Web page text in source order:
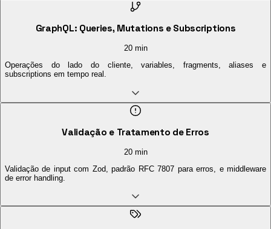
GraphQL: Queries, Mutations e Subscriptions
20 min
Operações do lado do cliente, variables, fragments, aliases e
subscriptions em tempo real.
Validação e Tratamento de Erros
20 min
Validação de input com Zod, padrão RFC 7807 para erros, e middleware
de error handling.